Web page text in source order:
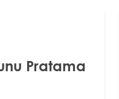
Pratama